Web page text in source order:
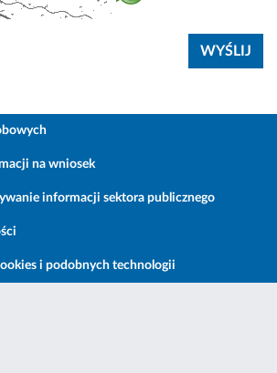
na wniosek
informacji sektora publicznego
i podobnych technologii